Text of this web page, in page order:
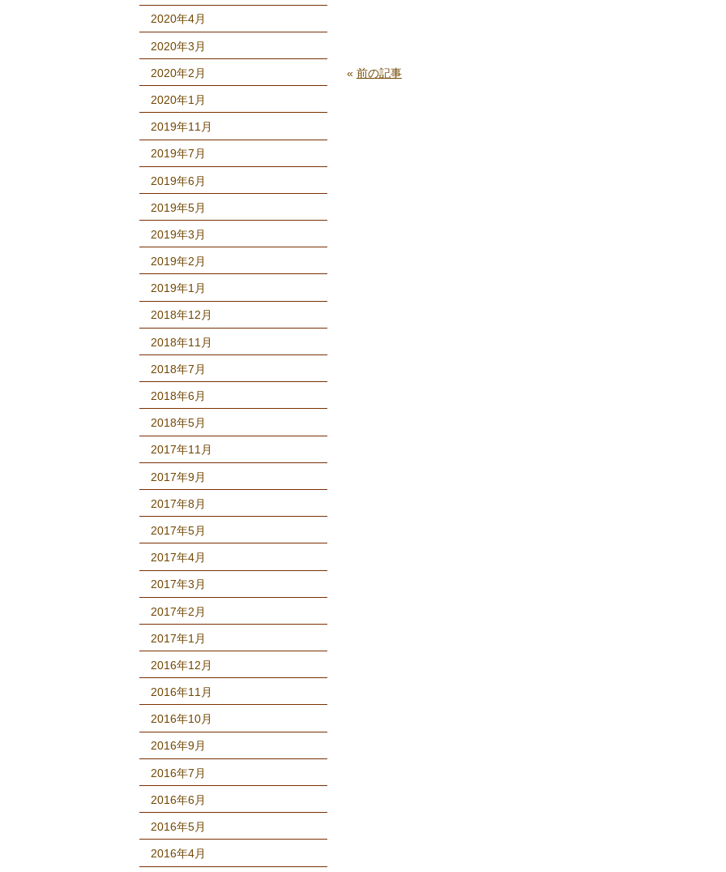
2020年4月
2020年3月
2020年2月
2020年1月
2019年11月
2019年7月
2019年6月
2019年5月
2019年3月
2019年2月
2019年1月
2018年12月
2018年11月
2018年7月
2018年6月
2018年5月
2017年11月
2017年9月
2017年8月
2017年5月
2017年4月
2017年3月
2017年2月
2017年1月
2016年12月
2016年11月
2016年10月
2016年9月
2016年7月
2016年6月
2016年5月
2016年4月
« 前の記事